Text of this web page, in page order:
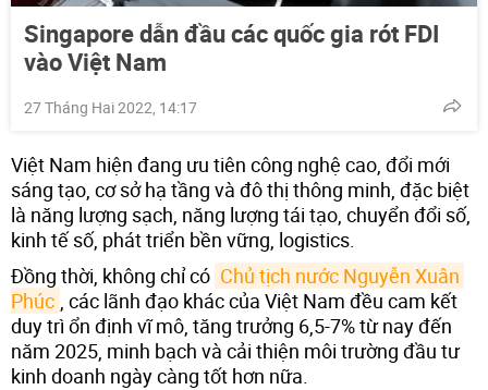
Singapore dẫn đầu các quốc gia rót FDI
vào Việt Nam
27 Tháng Hai 2022, 14:17
Việt Nam hiện đang ưu tiên công nghệ cao, đổi mới
sáng tạo, cơ sở hạ tầng và đô thị thông minh, đặc biệt
là năng lượng sạch, năng lượng tái tạo, chuyển đổi số,
kinh tế số, phát triển bền vững, logistics.
Đồng thời, không chỉ có Chủ tịch nước Nguyễn Xuân
Phúc , các lãnh đạo khác của Việt Nam đều cam kết
duy trì ổn định vĩ mô, tăng trưởng 6,5-7% từ nay đến
năm 2025, minh bạch và cải thiện môi trường đầu tư
kinh doanh ngày càng tốt hơn nữa.